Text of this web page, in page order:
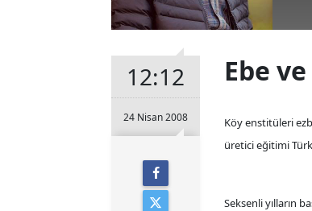
12:12
24 Nisan 2008
Ebe
Köy enstitüleri
üretici eğitimi
Seksenli yılların